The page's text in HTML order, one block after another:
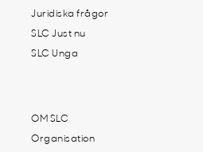
Juridiska frågor
SLC Just nu
SLC Unga
OM SLC
Organisation